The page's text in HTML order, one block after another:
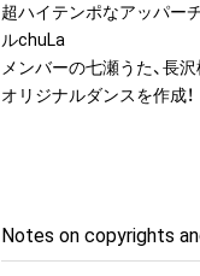
超ハイテンポなアッパー
ルchuLa
メンバーの七瀬うた、長
オリジナルダンスを作成！
Notes on copyrights